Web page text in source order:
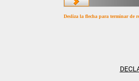
Desliza la flecha para terminar de